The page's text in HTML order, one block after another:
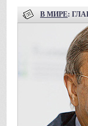
В МИРЕ: